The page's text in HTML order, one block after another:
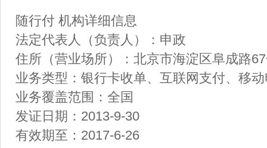
随行付 机构详细信息
法定代表人（负责人）：申政
住所（营业场所）：北京市海淀区阜成路
业务类型：银行卡收单、互联网支付、移
业务覆盖范围：全国
发证日期：2013-9-30
有效期至：2017-6-26